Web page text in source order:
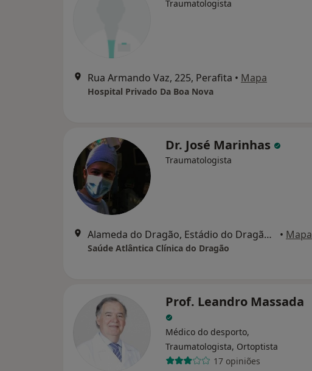
Traumatologista
Rua Armando Vaz, 225, Perafita • Mapa
Hospital Privado Da Boa Nova
Dr. José Marinhas
Traumatologista
Alameda do Dragão, Estádio do Dragão, Porto • Mapa
Saúde Atlântica Clínica do Dragão
Prof. Leandro Massada
Médico do desporto,
Traumatologista, Ortoptista
17 opiniões